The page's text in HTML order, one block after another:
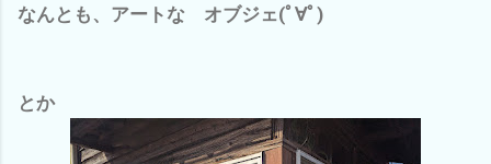
なんとも、アートな オブジェ(ﾟ∀ﾟ)
とか